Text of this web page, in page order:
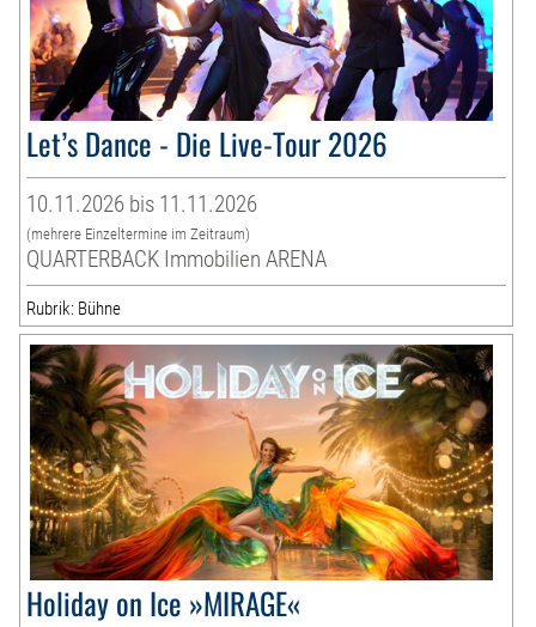
Let’s Dance - Die Live-Tour 2026
10.11.2026 bis 11.11.2026
(mehrere Einzeltermine im Zeitraum)
QUARTERBACK Immobilien ARENA
Rubrik: Bühne
Holiday on Ice »MIRAGE«